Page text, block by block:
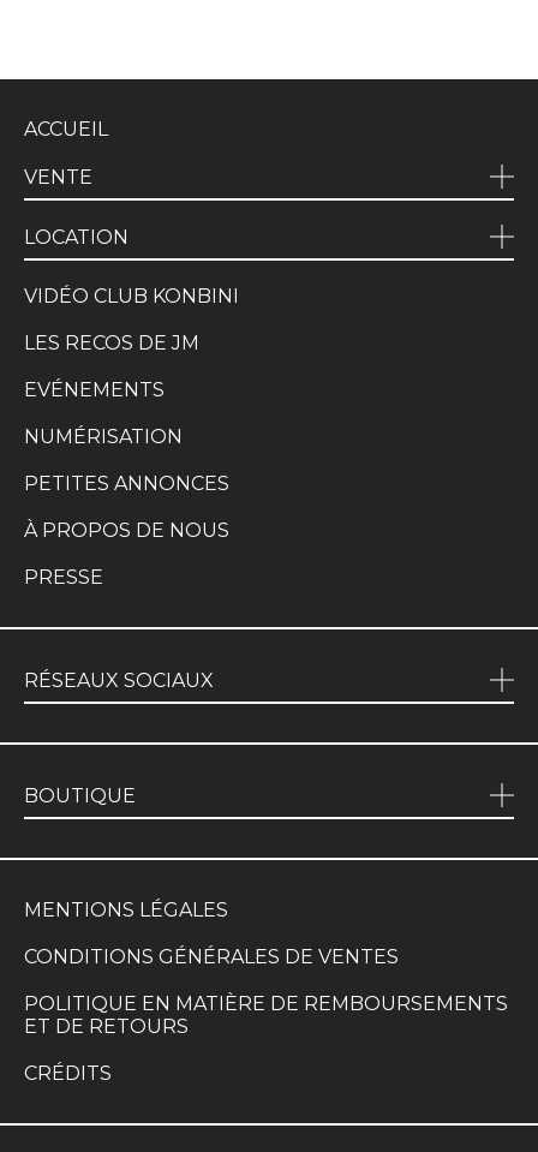
ACCUEIL
VENTE
LOCATION
VIDÉO CLUB KONBINI
LES RECOS DE JM
EVÉNEMENTS
NUMÉRISATION
PETITES ANNONCES
À PROPOS DE NOUS
PRESSE
RÉSEAUX SOCIAUX
BOUTIQUE
MENTIONS LÉGALES
CONDITIONS GÉNÉRALES DE VENTES
POLITIQUE EN MATIÈRE DE REMBOURSEMENTS
ET DE RETOURS
CRÉDITS